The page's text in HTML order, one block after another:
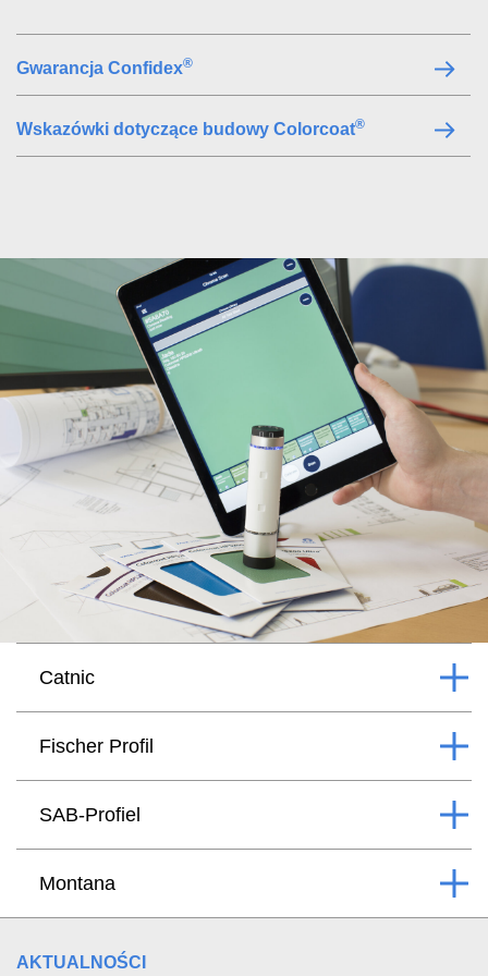
Gwarancja Confidex®
Wskazówki dotyczące budowy Colorcoat®
Catnic
Fischer Profil
SAB-Profiel
Montana
AKTUALNOŚCI